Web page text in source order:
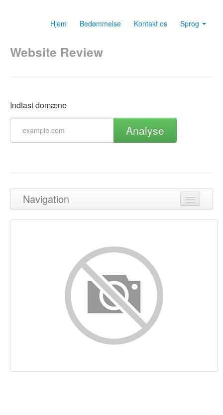
Hjem Bedømmelse Kontakt os Sprog
Website Review
Indtast domæne
Analyse
Navigation
Tilbage til toppen
Nøgleord
Brugervenlighed
Dokument